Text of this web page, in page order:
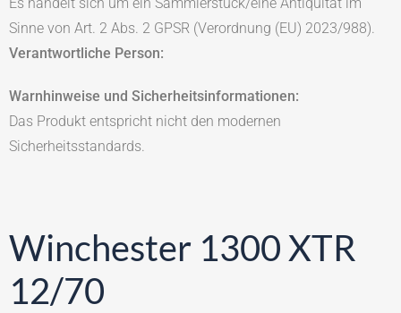
Es handelt sich um ein Sammlerstück/eine Antiquität im
Sinne von Art. 2 Abs. 2 GPSR (Verordnung (EU) 2023/988).
Verantwortliche Person:
Warnhinweise und Sicherheitsinformationen:
Das Produkt entspricht nicht den modernen
Sicherheitsstandards.
Winchester 1300 XTR
12/70